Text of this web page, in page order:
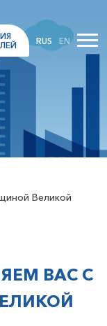
RUS EN
Великой
ВАС С